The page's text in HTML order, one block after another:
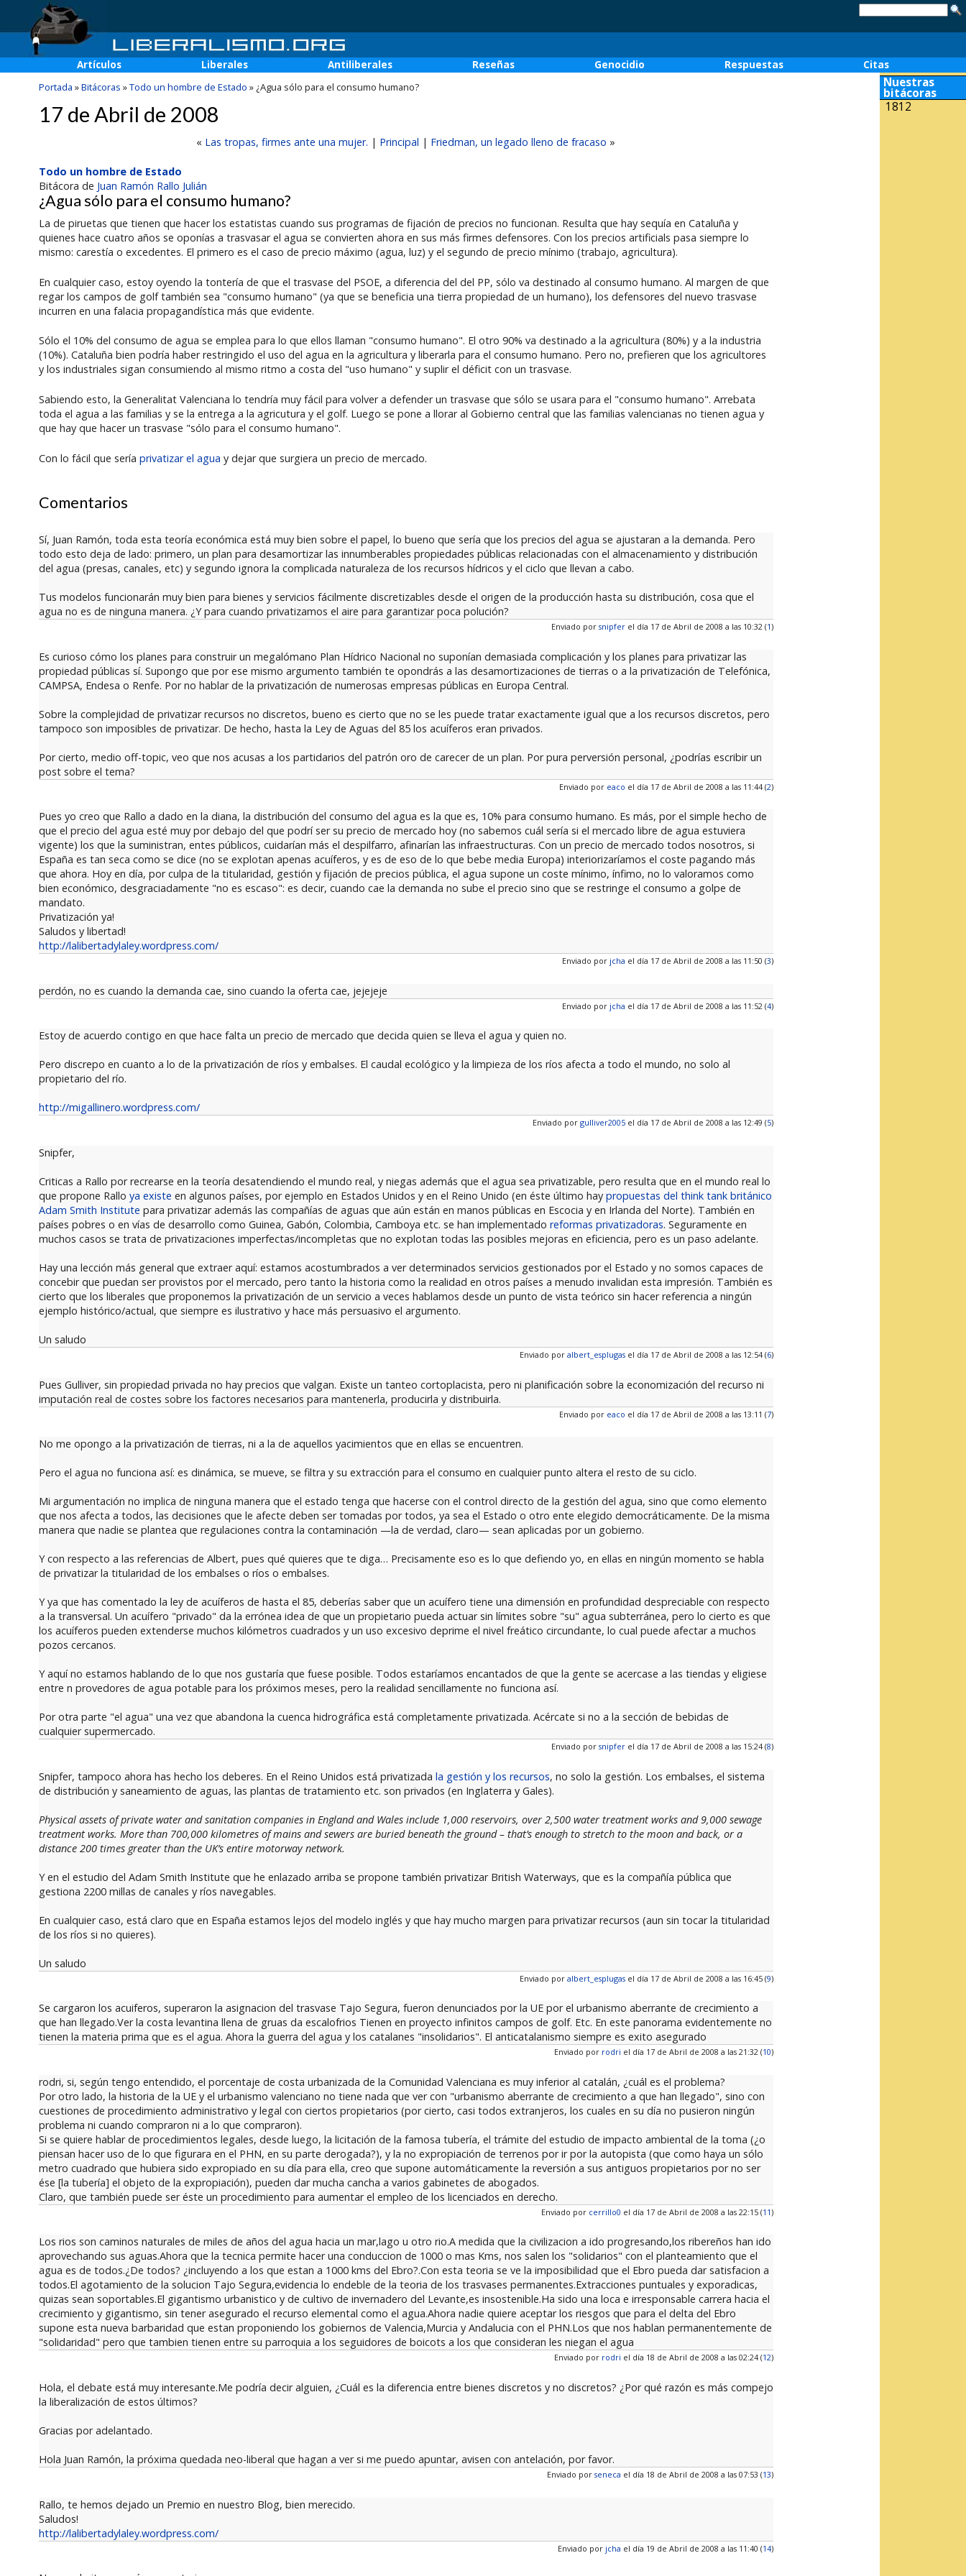
Artículos Liberales Antiliberales Reseñas Genocidio Respuestas
Citas
Portada »Bitácoras »Todo un hombre de Estado » ¿Agua sólo para el consumo humano?
17 de Abril de 2008
« Las tropas, firmes ante una mujer. | Principal | Friedman, un legado lleno de fracaso »
Todo un hombre de Estado
Bitácora de Juan Ramón Rallo Julián
¿Agua sólo para el consumo humano?
La de piruetas que tienen que hacer los estatistas cuando sus programas de fijación de precios no funcionan. Resulta que hay sequía en Cataluña y
quienes hace cuatro años se oponías a trasvasar el agua se convierten ahora en sus más firmes defensores. Con los precios artificials pasa siempre lo
mismo: carestía o excedentes. El primero es el caso de precio máximo (agua, luz) y el segundo de precio mínimo (trabajo, agricultura).
En cualquier caso, estoy oyendo la tontería de que el trasvase del PSOE, a diferencia del del PP, sólo va destinado al consumo humano. Al margen de que
regar los campos de golf también sea "consumo humano" (ya que se beneficia una tierra propiedad de un humano), los defensores del nuevo trasvase
incurren en una falacia propagandística más que evidente.
Sólo el 10% del consumo de agua se emplea para lo que ellos llaman "consumo humano". El otro 90% va destinado a la agricultura (80%) y a la industria
(10%). Cataluña bien podría haber restringido el uso del agua en la agricultura y liberarla para el consumo humano. Pero no, prefieren que los agricultores
y los industriales sigan consumiendo al mismo ritmo a costa del "uso humano" y suplir el déficit con un trasvase.
Sabiendo esto, la Generalitat Valenciana lo tendría muy fácil para volver a defender un trasvase que sólo se usara para el "consumo humano". Arrebata
toda el agua a las familias y se la entrega a la agricutura y el golf. Luego se pone a llorar al Gobierno central que las familias valencianas no tienen agua y
que hay que hacer un trasvase "sólo para el consumo humano".
Con lo fácil que sería privatizar el agua y dejar que surgiera un precio de mercado.
Comentarios
Sí, Juan Ramón, toda esta teoría económica está muy bien sobre el papel, lo bueno que sería que los precios del agua se ajustaran a la demanda. Pero
todo esto deja de lado: primero, un plan para desamortizar las innumberables propiedades públicas relacionadas con el almacenamiento y distribución
del agua (presas, canales, etc) y segundo ignora la complicada naturaleza de los recursos hídricos y el ciclo que llevan a cabo.
Tus modelos funcionarán muy bien para bienes y servicios fácilmente discretizables desde el origen de la producción hasta su distribución, cosa que el
agua no es de ninguna manera. ¿Y para cuando privatizamos el aire para garantizar poca polución?
Enviado porsnipfer el día 17 de Abril de 2008 a las 10:32 (1)
Es curioso cómo los planes para construir un megalómano Plan Hídrico Nacional no suponían demasiada complicación y los planes para privatizar las
propiedad públicas sí. Supongo que por ese mismo argumento también te opondrás a las desamortizaciones de tierras o a la privatización de Telefónica,
CAMPSA, Endesa o Renfe. Por no hablar de la privatización de numerosas empresas públicas en Europa Central.
Sobre la complejidad de privatizar recursos no discretos, bueno es cierto que no se les puede tratar exactamente igual que a los recursos discretos, pero
tampoco son imposibles de privatizar. De hecho, hasta la Ley de Aguas del 85 los acuíferos eran privados.
Por cierto, medio off-topic, veo que nos acusas a los partidarios del patrón oro de carecer de un plan. Por pura perversión personal, ¿podrías escribir un
post sobre el tema?
Enviado por eaco el día 17 de Abril de 2008 a las 11:44 (2)
Pues yo creo que Rallo a dado en la diana, la distribución del consumo del agua es la que es, 10% para consumo humano. Es más, por el simple hecho de
que el precio del agua esté muy por debajo del que podrí ser su precio de mercado hoy (no sabemos cuál sería si el mercado libre de agua estuviera
vigente) los que la suministran, entes públicos, cuidarían más el despilfarro, afinarían las infraestructuras. Con un precio de mercado todos nosotros, si
España es tan seca como se dice (no se explotan apenas acuíferos, y es de eso de lo que bebe media Europa) interiorizaríamos el coste pagando más
que ahora. Hoy en día, por culpa de la titularidad, gestión y fijación de precios pública, el agua supone un coste mínimo, ínfimo, no lo valoramos como
bien económico, desgraciadamente "no es escaso": es decir, cuando cae la demanda no sube el precio sino que se restringe el consumo a golpe de
mandato.
Privatización ya!
Saludos y libertad!
http://lalibertadylaley.wordpress.com/
Enviado por jcha el día 17 de Abril de 2008 a las 11:50 (3)
perdón, no es cuando la demanda cae, sino cuando la oferta cae, jejejeje
Enviado por jcha el día 17 de Abril de 2008 a las 11:52 (4)
Estoy de acuerdo contigo en que hace falta un precio de mercado que decida quien se lleva el agua y quien no.
Pero discrepo en cuanto a lo de la privatización de ríos y embalses. El caudal ecológico y la limpieza de los ríos afecta a todo el mundo, no solo al
propietario del río.
http://migallinero.wordpress.com/
Enviado porgulliver2005 el día 17 de Abril de 2008 a las 12:49 (5)
Snipfer,
Criticas a Rallo por recrearse en la teoría desatendiendo el mundo real, y niegas además que el agua sea privatizable, pero resulta que en el mundo real lo
que propone Rallo ya existe en algunos países, por ejemplo en Estados Unidos y en el Reino Unido (en éste último hay propuestas del think tank británico
Adam Smith Institute para privatizar además las compañías de aguas que aún están en manos públicas en Escocia y en Irlanda del Norte). También en
países pobres o en vías de desarrollo como Guinea, Gabón, Colombia, Camboya etc. se han implementado reformas privatizadoras. Seguramente en
muchos casos se trata de privatizaciones imperfectas/incompletas que no explotan todas las posibles mejoras en eficiencia, pero es un paso adelante.
Hay una lección más general que extraer aquí: estamos acostumbrados a ver determinados servicios gestionados por el Estado y no somos capaces de
concebir que puedan ser provistos por el mercado, pero tanto la historia como la realidad en otros países a menudo invalidan esta impresión. También es
cierto que los liberales que proponemos la privatización de un servicio a veces hablamos desde un punto de vista teórico sin hacer referencia a ningún
ejemplo histórico/actual, que siempre es ilustrativo y hace más persuasivo el argumento.
Un saludo
Enviado poralbert_esplugas el día 17 de Abril de 2008 a las 12:54 (6)
Pues Gulliver, sin propiedad privada no hay precios que valgan. Existe un tanteo cortoplacista, pero ni planificación sobre la economización del recurso ni
imputación real de costes sobre los factores necesarios para mantenerla, producirla y distribuirla.
Enviado por eaco el día 17 de Abril de 2008 a las 13:11 (7)
No me opongo a la privatización de tierras, ni a la de aquellos yacimientos que en ellas se encuentren.
Pero el agua no funciona así: es dinámica, se mueve, se filtra y su extracción para el consumo en cualquier punto altera el resto de su ciclo.
Mi argumentación no implica de ninguna manera que el estado tenga que hacerse con el control directo de la gestión del agua, sino que como elemento
que nos afecta a todos, las decisiones que le afecte deben ser tomadas por todos, ya sea el Estado o otro ente elegido democráticamente. De la misma
manera que nadie se plantea que regulaciones contra la contaminación —la de verdad, claro— sean aplicadas por un gobierno.
Y con respecto a las referencias de Albert, pues qué quieres que te diga… Precisamente eso es lo que defiendo yo, en ellas en ningún momento se habla
de privatizar la titularidad de los embalses o ríos o embalses.
Y ya que has comentado la ley de acuíferos de hasta el 85, deberías saber que un acuífero tiene una dimensión en profundidad despreciable con respecto
a la transversal. Un acuífero "privado" da la errónea idea de que un propietario pueda actuar sin límites sobre "su" agua subterránea, pero lo cierto es que
los acuíferos pueden extenderse muchos kilómetros cuadrados y un uso excesivo deprime el nivel freático circundante, lo cual puede afectar a muchos
pozos cercanos.
Y aquí no estamos hablando de lo que nos gustaría que fuese posible. Todos estaríamos encantados de que la gente se acercase a las tiendas y eligiese
entre n provedores de agua potable para los próximos meses, pero la realidad sencillamente no funciona así.
Por otra parte "el agua" una vez que abandona la cuenca hidrográfica está completamente privatizada. Acércate si no a la sección de bebidas de
cualquier supermercado.
Enviado porsnipfer el día 17 de Abril de 2008 a las 15:24 (8)
Snipfer, tampoco ahora has hecho los deberes. En el Reino Unidos está privatizada la gestión y los recursos, no solo la gestión. Los embalses, el sistema
de distribución y saneamiento de aguas, las plantas de tratamiento etc. son privados (en Inglaterra y Gales).
Physical assets of private water and sanitation companies in England and Wales include 1,000 reservoirs, over 2,500 water treatment works and 9,000 sewage
treatment works. More than 700,000 kilometres of mains and sewers are buried beneath the ground – that’s enough to stretch to the moon and back, or a
distance 200 times greater than the UK’s entire motorway network.
Y en el estudio del Adam Smith Institute que he enlazado arriba se propone también privatizar British Waterways, que es la compañía pública que
gestiona 2200 millas de canales y ríos navegables.
En cualquier caso, está claro que en España estamos lejos del modelo inglés y que hay mucho margen para privatizar recursos (aun sin tocar la titularidad
de los ríos si no quieres).
Un saludo
Enviado poralbert_esplugas el día 17 de Abril de 2008 a las 16:45 (9)
Se cargaron los acuiferos, superaron la asignacion del trasvase Tajo Segura, fueron denunciados por la UE por el urbanismo aberrante de crecimiento a
que han llegado.Ver la costa levantina llena de gruas da escalofrios Tienen en proyecto infinitos campos de golf. Etc. En este panorama evidentemente no
tienen la materia prima que es el agua. Ahora la guerra del agua y los catalanes "insolidarios". El anticatalanismo siempre es exito asegurado
Enviado por rodri el día 17 de Abril de 2008 a las 21:32 (10)
rodri, si, según tengo entendido, el porcentaje de costa urbanizada de la Comunidad Valenciana es muy inferior al catalán, ¿cuál es el problema?
Por otro lado, la historia de la UE y el urbanismo valenciano no tiene nada que ver con "urbanismo aberrante de crecimiento a que han llegado", sino con
cuestiones de procedimiento administrativo y legal con ciertos propietarios (por cierto, casi todos extranjeros, los cuales en su día no pusieron ningún
problema ni cuando compraron ni a lo que compraron).
Si se quiere hablar de procedimientos legales, desde luego, la licitación de la famosa tubería, el trámite del estudio de impacto ambiental de la toma (¿o
piensan hacer uso de lo que figurara en el PHN, en su parte derogada?), y la no expropiación de terrenos por ir por la autopista (que como haya un sólo
metro cuadrado que hubiera sido expropiado en su día para ella, creo que supone automáticamente la reversión a sus antiguos propietarios por no ser
ése [la tubería] el objeto de la expropiación), pueden dar mucha cancha a varios gabinetes de abogados.
Claro, que también puede ser éste un procedimiento para aumentar el empleo de los licenciados en derecho.
Enviado por cerrillo0 el día 17 de Abril de 2008 a las 22:15 (11)
Los rios son caminos naturales de miles de años del agua hacia un mar,lago u otro rio.A medida que la civilizacion a ido progresando,los ribereños han ido
aprovechando sus aguas.Ahora que la tecnica permite hacer una conduccion de 1000 o mas Kms, nos salen los "solidarios" con el planteamiento que el
agua es de todos.¿De todos? ¿incluyendo a los que estan a 1000 kms del Ebro?.Con esta teoria se ve la imposibilidad que el Ebro pueda dar satisfacion a
todos.El agotamiento de la solucion Tajo Segura,evidencia lo endeble de la teoria de los trasvases permanentes.Extracciones puntuales y exporadicas,
quizas sean soportables.El gigantismo urbanistico y de cultivo de invernadero del Levante,es insostenible.Ha sido una loca e irresponsable carrera hacia el
crecimiento y gigantismo, sin tener asegurado el recurso elemental como el agua.Ahora nadie quiere aceptar los riesgos que para el delta del Ebro
supone esta nueva barbaridad que estan proponiendo los gobiernos de Valencia,Murcia y Andalucia con el PHN.Los que nos hablan permanentemente de
"solidaridad" pero que tambien tienen entre su parroquia a los seguidores de boicots a los que consideran les niegan el agua
Enviado por rodri el día 18 de Abril de 2008 a las 02:24 (12)
Hola, el debate está muy interesante.Me podría decir alguien, ¿Cuál es la diferencia entre bienes discretos y no discretos? ¿Por qué razón es más compejo
la liberalización de estos últimos?
Gracias por adelantado.
Hola Juan Ramón, la próxima quedada neo-liberal que hagan a ver si me puedo apuntar, avisen con antelación, por favor.
Enviado porseneca el día 18 de Abril de 2008 a las 07:53 (13)
Rallo, te hemos dejado un Premio en nuestro Blog, bien merecido.
Saludos!
http://lalibertadylaley.wordpress.com/
Enviado por jcha el día 19 de Abril de 2008 a las 11:40 (14)
Nuestras
bitácoras
1812